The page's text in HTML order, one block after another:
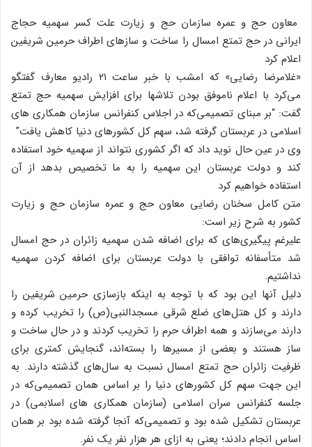
معاون حج و عمره سازمان حج و زیارت علت کسر سهمیه حجاج
ایرانی در حج تمتع امسال را ساخت و سازهای اطراف حرمین شریفین
اعلام کرد
«غلامرضا رضایی» که امشب با خبر ساعت ۲۱ رادیو معارف گفتگو
می‌کرد با اعلام ناموفق بودن تلاشها برای افزایش سهمیه حج تمتع
گفت: “بر مبنای تصمیمی‌که در اجلاس کنفرانس سازمان همکاری های
اسلامی در عربستان گرفته شد، سهم کل کشورهای دنیا کاهش یافت”
وی در عین حال نوید داد که اگر کشوری نتواند از سهمیه خود استفاده
کند و دولت عربستان این سهمیه را به ما تخصیص بدهد از آن
استفاده خواهیم کرد
متن کامل سخنان رضایی معاون حج و عمره سازمان حج و زیارت
کشور به شرح زیر است:
علیرغم پیگیر‌ی‌های که برای اضافه شدن سهمیه زائران در حج امسال
شد متأسفانه توافقی با دولت عربستان برای اضافه کردن سهمیه
نداشتیم.
دلیل آنها این بود که با توجه به اینکه بازسازی حرمین شریفین را
دارند و کل هتل‌های ضلع شرقی مسجدالنبی(ص) را تخریب کرده و
دارند می‌سازند و همه اطراف حرم را تخریب کردند و در حال ساخت و
ساز هستند و بعضی از مسیرها را بسته‌اند، گنجایش کمتری برای
ظرفیت زائران حج تمتع امسال نسبت به سال‌های گذشته دارند. به
این جهت سهم کل کشورهای دنیا را بر اساس همان تصمیمی‌که در
جلسه کنفرانس سران اسلامی (سازمان همکاری های اسلابمی) در
عربستان تشکیل شده بود و تصمیمی‌که آنجا گرفته شده بود بر همان
اساس انجام دادند؛ یعنی به ازای هر هزار نفر یک نفر.